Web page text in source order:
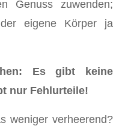
Genuss zuwenden;
eigene Körper ja
Es gibt keine
nur Fehlurteile!
weniger verheerend?